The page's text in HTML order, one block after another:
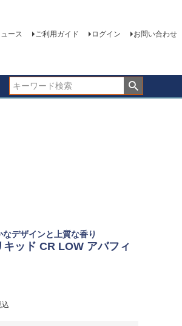
ース ご利用ガイド ログイン お問い合わせ
デザインと上質な香り
ッド CR LOW アバフィ
込